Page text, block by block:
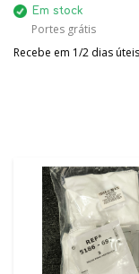
Em stock
Portes grátis
Recebe em 1/2 dias